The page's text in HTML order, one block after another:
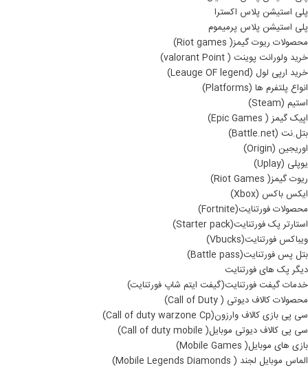
پلی استیشن پلاس اکسترا
پلی استیشن پلاس پرمیموم
محصولات ریوت گیمز( Riot games)
خرید ولورانت پوینت ( valorant Point)
خرید ارپی لول (Leauge OF legend)
انواع پلتفرم ها (Platforms)
استیم (Steam)
اپیک گیمز ( Epic Games)
بتل.نت (Battle.net)
اوریجین (Origin)
یوپلی (Uplay)
ریوت گیمز( Riot Games)
ایکس باکس (Xbox)
محصولات فورتنایت(Fortnite)
استارتر پک فورتنایت(Starter pack)
ویباکس فورتنایت(Vbucks)
بتل پس فورتنایت(Battle pass)
دیگر پک های فورتنایت
خدمات گیفت فورتنایت(گیفت ایتم شاپ فورتنایت)
محصولات کالاف دیوتی ( Call of Duty)
سی پی بازی کالاف وارزون(Call of duty warzone Cp)
سی پی کالاف دیوتی موبایل( Call of duty mobile)
بازی های موبایل( Mobile Games)
الماس موبایل لجند ( Mobile Legends Diamonds)